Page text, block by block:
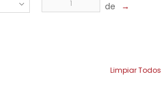
de →
Limpiar Todos